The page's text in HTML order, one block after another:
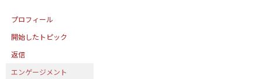
プロフィール
開始したトピック
返信
エンゲージメント